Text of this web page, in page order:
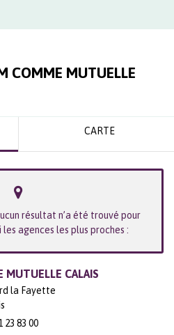
COMME MUTUELLE
CARTE
résultat n’a été trouvé pour
agences les plus proches :
MUTUELLE CALAIS
la Fayette
23 83 00